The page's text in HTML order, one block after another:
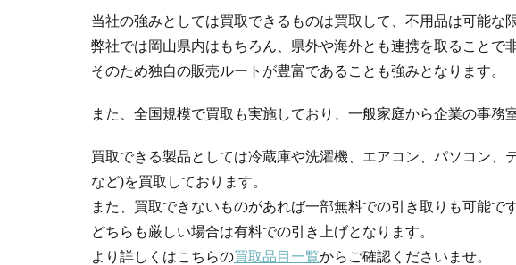
当社の強みとしては買取できるものは買取して、不用品は可能
弊社では岡山県内はもちろん、県外や海外とも連携を取ることで
そのため独自の販売ルートが豊富であることも強みとなります。
また、全国規模で買取も実施しており、一般家庭から企業の事
買取できる製品としては冷蔵庫や洗濯機、エアコン、パソコン
など)を買取しております。
また、買取できないものがあれば一部無料での引き取りも可能です
どちらも厳しい場合は有料での引き上げとなります。
より詳しくはこちらの買取品目一覧からご確認くださいませ。